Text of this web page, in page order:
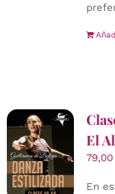
El
79,00
En